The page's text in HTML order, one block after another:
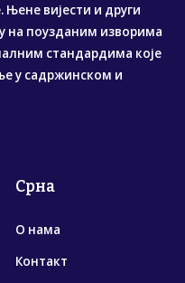
вијести и други
на поузданим изворима
стандардима које
у садржинском и
Срна
О нама
Контакт